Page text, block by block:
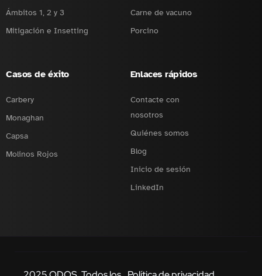
Ámbitos 1, 2 y 3
Mitigación e Insetting
Carne de vacuno
Porcino
Casos de éxito
Carbery
Monaghan
Capsa
Molinos Rojos
Enlaces rápidos
Contacte con
nosotros
Quiénes somos
Blog
Inicio de sesión
LinkedIn